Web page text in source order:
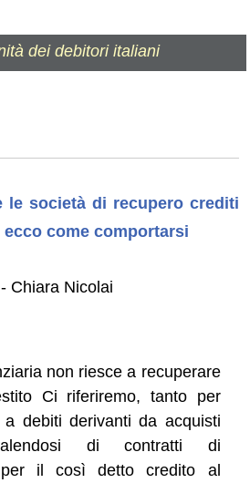
dei debitori italiani
le società di recupero crediti
come comportarsi
Chiara Nicolai
non riesce a recuperare
Ci riferiremo, tanto per
debiti derivanti da acquisti
di contratti di
per il così detto credito al